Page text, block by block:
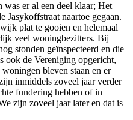
er al een deel klaar; Het
Jasykoffstraat naartoe gegaan.
plat te gooien en helemaal
veel woningbezitters. Bij
stonden geïnspecteerd en die
ook de Vereniging opgericht,
bleven staan en er
inmiddels zoveel jaar verder
fundering hebben of in
zijn zoveel jaar later en dat is